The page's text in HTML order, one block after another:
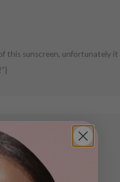
this sunscreen, unfortunately